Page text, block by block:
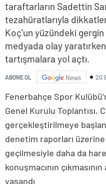
taraftarların Sadettin
tezahüratlarıyla
Koç'un yüzündeki
medyada olay
tartışmalara yol açtı.
ABONE OL News 20
Fenerbahçe Spor
Genel Kurulu Toplantısı,
gerçekleştirilmeye
denetim raporları
geçilmesiyle daha da
konuşmacının
yaşandı.